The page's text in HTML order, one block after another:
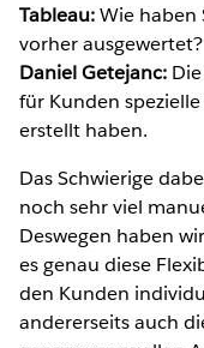
Tableau:Wie haben
vorher ausgewertet?
Daniel Getejanc:
für Kunden
erstellt haben.
Das Schwierige
noch sehr viel
Deswegen haben
es genau diese
den Kunden
andererseits auch